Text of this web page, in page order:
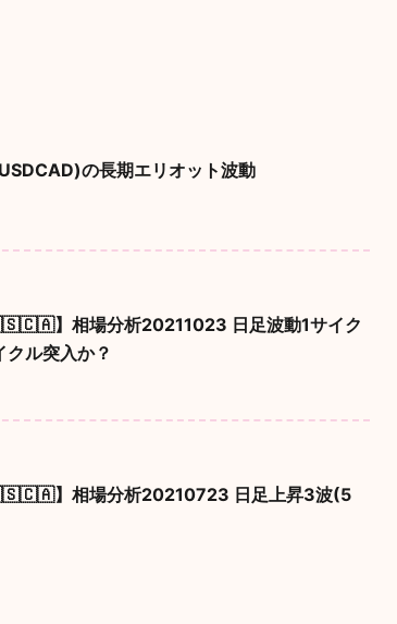
の長期エリオット波動
】相場分析20211023 日足波動1サイク
ル突入か？
】相場分析20210723 日足上昇3波(5